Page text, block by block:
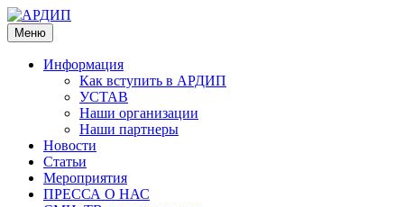
Меню
Информация
Как вступить в АРДИП
УСТАВ
Наши организации
Наши партнеры
Новости
Статьи
Мероприятия
ПРЕССА О НАС